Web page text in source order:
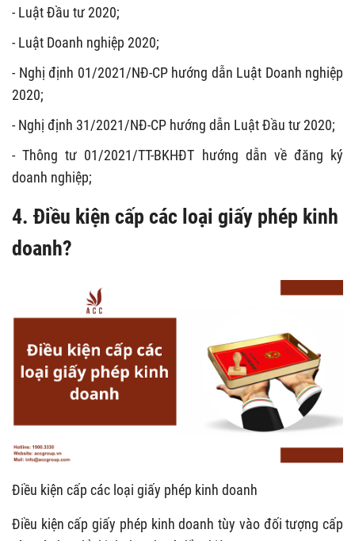
- Luật Đầu tư 2020;
- Luật Doanh nghiệp 2020;
- Nghị định 01/2021/NĐ-CP hướng dẫn Luật Doanh nghiệp
2020;
- Nghị định 31/2021/NĐ-CP hướng dẫn Luật Đầu tư 2020;
- Thông tư 01/2021/TT-BKHĐT hướng dẫn về đăng ký
doanh nghiệp;
4. Điều kiện cấp các loại giấy phép kinh
doanh?
Điều kiện cấp các loại giấy phép kinh doanh
Điều kiện cấp giấy phép kinh doanh tùy vào đối tượng cấp